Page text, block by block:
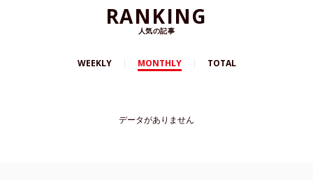
RANKING
人気の記事
WEEKLY MONTHLY TOTAL
データがありません